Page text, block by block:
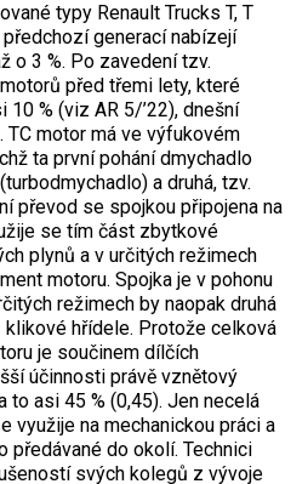
typy Renault Trucks T, T
generací nabízejí
o 3 %. Po zavedení tzv.
před třemi lety, které
% (viz AR 5/’22), dnešní
TC motor má ve výfukovém
ta první pohání dmychadlo
a druhá, tzv.
převod se spojkou připojena na
se tím část zbytkové
plynů a v určitých režimech
motoru. Spojka je v pohonu
režimech by naopak druhá
hřídele. Protože celková
je součinem dílčích
účinnosti právě vznětový
to asi 45 % (0,45). Jen necelá
využije na mechanickou práci a
předávané do okolí. Technici
svých kolegů z vývoje